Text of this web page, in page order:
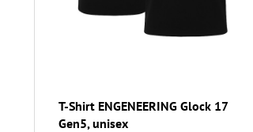
T-Shirt ENGENEERING Glock 17
Gen5, unisex